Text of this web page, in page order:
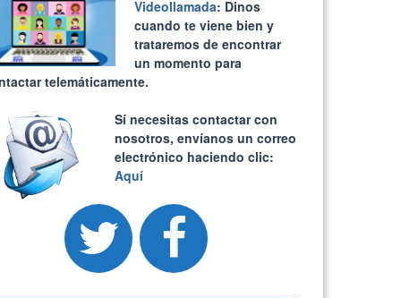
Videollamada: Dinos
cuando te viene bien y
trataremos de encontrar
un momento para
telemáticamente.
Sí necesitas contactar con
nosotros, envíanos un correo
electrónico haciendo clic:
Aquí